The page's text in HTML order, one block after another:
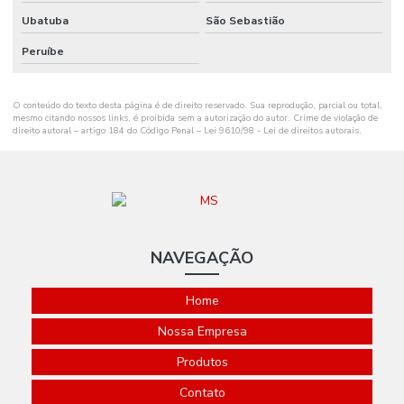
Ribbon Cera 110mm
Ribbon Cera 110mm Distribuidor Em Mg
Ribbon Cera 110mm Para Impressão
Ribbon Cera 110mm X 74m Tubete 1 2 Polegada
Ribbon Cera 110x450 Metros
Ribbon Cera 110x450 Minas Gerais
Ribbon Cera 110x450 Santa Catarina
Ubatuba São Sebastião
Peruíbe
O conteúdo do texto desta página é de direito reservado. Sua reprodução, parcial ou total,
mesmo citando nossos links, é proibida sem a autorização do autor. Crime de violação de
direito autoral – artigo 184 do Código Penal – Lei 9610/98 - Lei de direitos autorais.
NAVEGAÇÃO
Home
Nossa Empresa
Produtos
Contato